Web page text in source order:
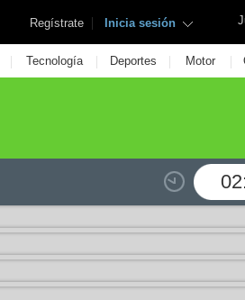
Regístrate | Inicia sesión
| Tecnología | Deportes | Motor |